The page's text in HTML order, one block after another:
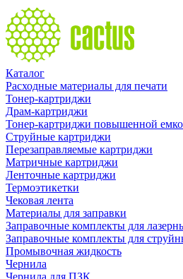
Каталог
Расходные материалы для печати
Тонер-картриджи
Драм-картриджи
Тонер-картриджи повышенной
Струйные картриджи
Перезаправляемые картриджи
Матричные картриджи
Ленточные картриджи
Термоэтикетки
Чековая лента
Материалы для заправки
Заправочные комплекты для
Заправочные комплекты для
Промывочная жидкость
Чернила
Чернила для ПЗК